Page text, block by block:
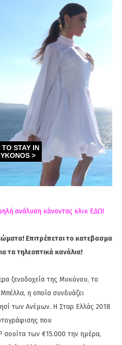
ανάλυση κάνοντας κλικ ΕΔΩ!
Επιτρέπεται το κατεβασμα
τα τηλεοπτικά κανάλια!
ξενοδοχεία της Μυκόνου, το
η οποία συνδυάζει
των Ανέμων. Η Σταρ Ελλάς 2018
που
σουίτα των €15.000 την ημέρα,